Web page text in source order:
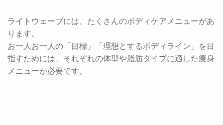
ライトウェーブには、たくさんのボディケアメニューがあ
ります。
お一人お一人の「目標」「理想とするボディライン」を目
指すためには、それぞれの体型や脂肪タイプに適した痩身
メニューが必要です。